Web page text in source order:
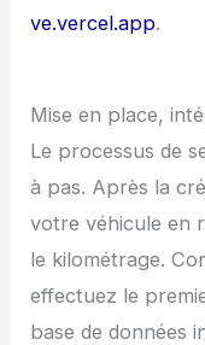
ve.vercel.app.
Mise en place,
Le processus de
à pas. Après la
votre véhicule en
le kilométrage.
effectuez le
base de données